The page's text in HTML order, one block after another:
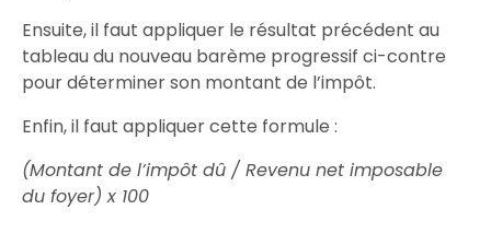
Ensuite, il faut appliquer le résultat précédent au
tableau du nouveau barème progressif ci-contre
pour déterminer son montant de l’impôt.
Enfin, il faut appliquer cette formule :
(Montant de l’impôt dû / Revenu net imposable
du foyer) x 100